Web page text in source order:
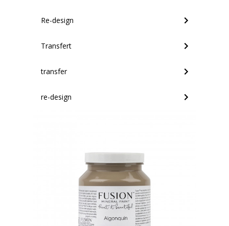
Re-design
Transfert
transfer
re-design